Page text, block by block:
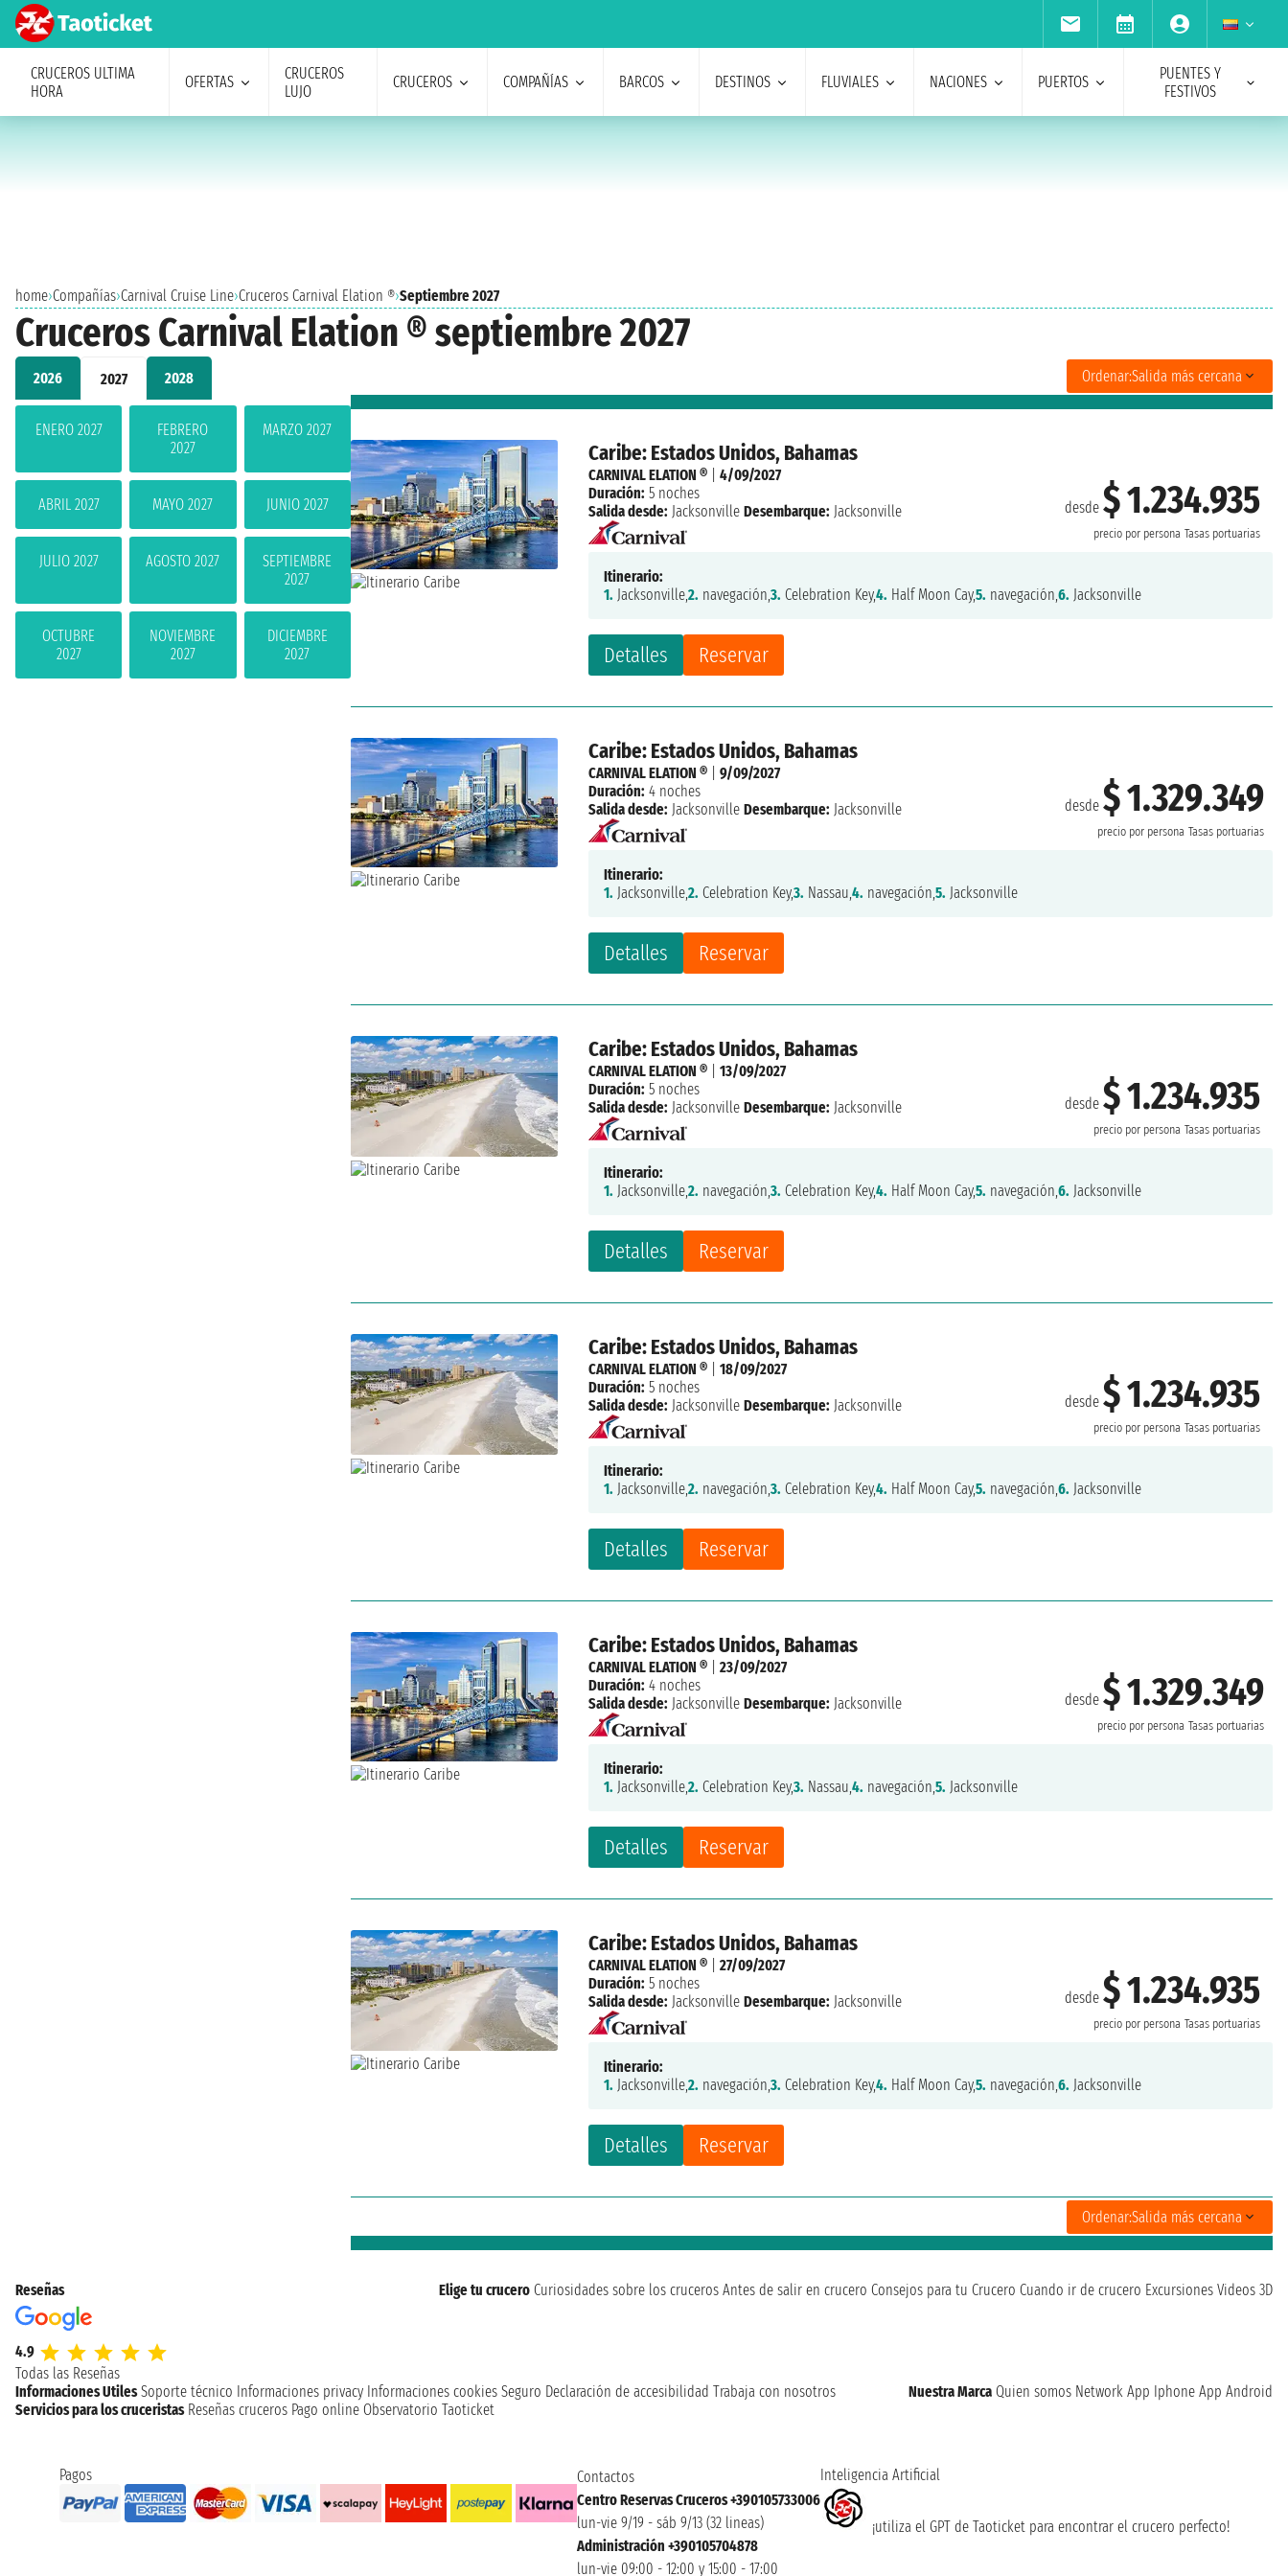
CRUCEROS ULTIMA
HORA
OFERTAS
CRUCEROS
LUJO
CRUCEROS COMPAÑÍAS BARCOS DESTINOS FLUVIALES NACIONES PUERTOS
PUENTES Y
FESTIVOS
home›Compañías›Carnival Cruise Line›Cruceros Carnival Elation ®›Septiembre 2027
Cruceros Carnival Elation ® septiembre 2027
2026 2027 2028
ENERO 2027
FEBRERO
2027
MARZO 2027
ABRIL 2027 MAYO 2027 JUNIO 2027
JULIO 2027 AGOSTO 2027
SEPTIEMBRE
2027
OCTUBRE
2027
NOVIEMBRE
2027
DICIEMBRE
2027
Ordenar:Salida más cercana
Caribe: Estados Unidos, Bahamas
desde$ 1.234.935
precio por persona Tasas portuarias
Detalles Reservar
CARNIVAL ELATION ® |4/09/2027
Duración: 5 noches
Salida desde: Jacksonville Desembarque: Jacksonville
Itinerario:
1. Jacksonville,2. navegación,3. Celebration Key,4. Half Moon Cay,5. navegación,6. Jacksonville
Caribe: Estados Unidos, Bahamas
desde$ 1.329.349
precio por persona Tasas portuarias
Detalles Reservar
CARNIVAL ELATION ® |9/09/2027
Duración: 4 noches
Salida desde: Jacksonville Desembarque: Jacksonville
Itinerario:
1. Jacksonville,2. Celebration Key,3. Nassau,4. navegación,5. Jacksonville
Caribe: Estados Unidos, Bahamas
desde$ 1.234.935
precio por persona Tasas portuarias
Detalles Reservar
CARNIVAL ELATION ® |13/09/2027
Duración: 5 noches
Salida desde: Jacksonville Desembarque: Jacksonville
Itinerario:
1. Jacksonville,2. navegación,3. Celebration Key,4. Half Moon Cay,5. navegación,6. Jacksonville
Caribe: Estados Unidos, Bahamas
desde$ 1.234.935
precio por persona Tasas portuarias
Detalles Reservar
CARNIVAL ELATION ® |18/09/2027
Duración: 5 noches
Salida desde: Jacksonville Desembarque: Jacksonville
Itinerario:
1. Jacksonville,2. navegación,3. Celebration Key,4. Half Moon Cay,5. navegación,6. Jacksonville
Caribe: Estados Unidos, Bahamas
desde$ 1.329.349
precio por persona Tasas portuarias
Detalles Reservar
CARNIVAL ELATION ® |23/09/2027
Duración: 4 noches
Salida desde: Jacksonville Desembarque: Jacksonville
Itinerario:
1. Jacksonville,2. Celebration Key,3. Nassau,4. navegación,5. Jacksonville
Caribe: Estados Unidos, Bahamas
desde$ 1.234.935
precio por persona Tasas portuarias
Detalles Reservar
CARNIVAL ELATION ® |27/09/2027
Duración: 5 noches
Salida desde: Jacksonville Desembarque: Jacksonville
Itinerario:
1. Jacksonville,2. navegación,3. Celebration Key,4. Half Moon Cay,5. navegación,6. Jacksonville
Ordenar:Salida más cercana
Reseñas
4.9
Todas las Reseñas
Elige tu crucero Curiosidades sobre los cruceros Antes de salir en crucero Consejos para tu Crucero Cuando ir de crucero Excursiones Videos 3D
Informaciones Utiles Soporte técnico Informaciones privacy Informaciones cookies Seguro Declaración de accesibilidad Trabaja con nosotros Nuestra Marca Quien somos Network App Iphone App Android
Servicios para los cruceristas Reseñas cruceros Pago online Observatorio Taoticket
Pagos
Contactos
Centro Reservas Cruceros +390105733006
lun-vie 9/19 - sáb 9/13 (32 lineas)
Administración +390105704878
lun-vie 09:00 - 12:00 y 15:00 - 17:00
Inteligencia Artificial
¡utiliza el GPT de Taoticket para encontrar el crucero perfecto!